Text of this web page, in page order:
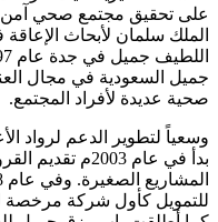
على تحقيق مجتمع صحي
الملك سلمان لأبحاث
جميل السعودية في مجال
صحية عديدة لأفراد المجتمع.
وسعياً لتطوير الدعم لرواد
بدأ في عام
للتمويل كأول شركة مرخصة